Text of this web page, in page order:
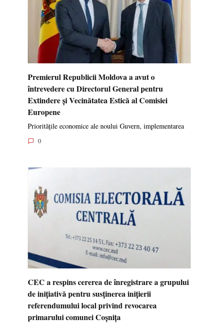
Premierul Republicii Moldova a avut o
întrevedere cu Directorul General pentru
Extindere și Vecinătatea Estică al Comisiei
Europene
Prioritățile economice ale noului Guvern, implementarea
0
CEC a respins cererea de înregistrare a grupului
de inițiativă pentru susținerea inițierii
referendumului local privind revocarea
primarului comunei Coșnița